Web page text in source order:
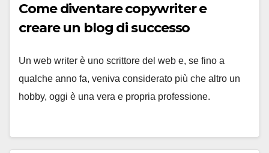
Come diventare copywriter e
creare un blog di successo
Un web writer è uno scrittore del web e, se fino a
qualche anno fa, veniva considerato più che altro un
hobby, oggi è una vera e propria professione.